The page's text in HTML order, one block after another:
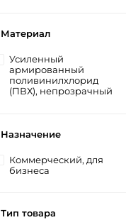
Материал
Усиленный
армированный
поливинилхлорид
(ПВХ), непрозрачный
Назначение
Коммерческий, для
бизнеса
Тип товара